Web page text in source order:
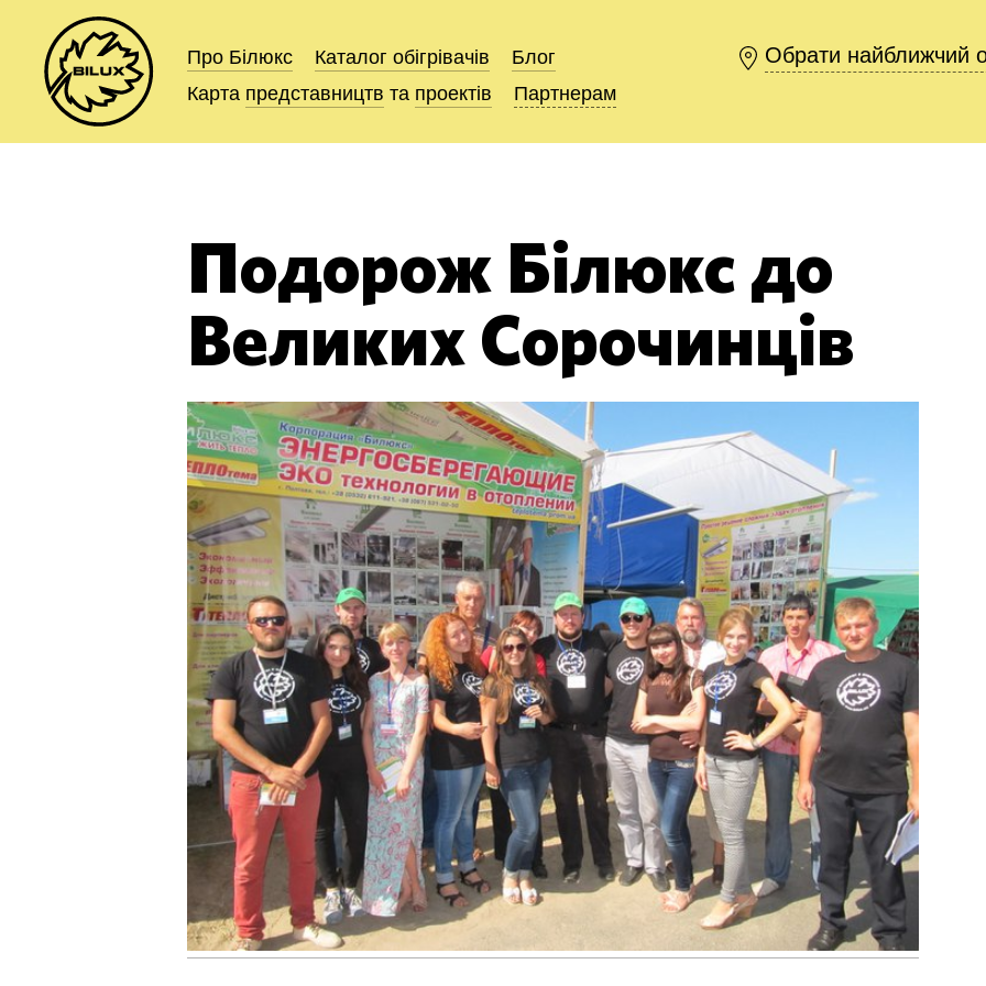
Про Білюкс Каталог обігрівачів
Блог
Карта представництв та проектів Партнерам
Обрати найближчий
Про Білюкс Каталог обігрівачів
Блог
Карта представництв та проектів Партнерам
Обрати найближчий
Подорож Білюкс до
Великих Сорочинців